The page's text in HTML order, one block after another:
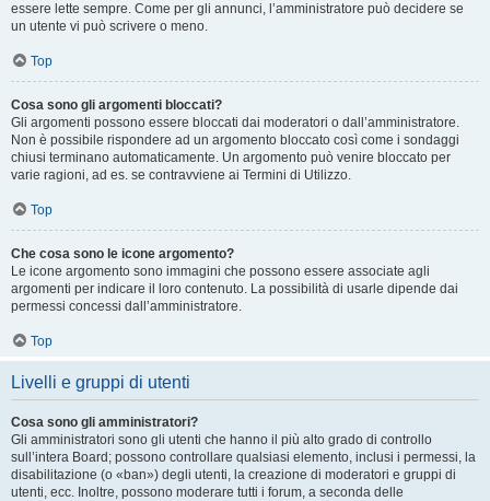
essere lette sempre. Come per gli annunci, l’amministratore può decidere se
un utente vi può scrivere o meno.
Top
Cosa sono gli argomenti bloccati?
Gli argomenti possono essere bloccati dai moderatori o dall’amministratore.
Non è possibile rispondere ad un argomento bloccato così come i sondaggi
chiusi terminano automaticamente. Un argomento può venire bloccato per
varie ragioni, ad es. se contravviene ai Termini di Utilizzo.
Top
Che cosa sono le icone argomento?
Le icone argomento sono immagini che possono essere associate agli
argomenti per indicare il loro contenuto. La possibilità di usarle dipende dai
permessi concessi dall’amministratore.
Top
Livelli e gruppi di utenti
Cosa sono gli amministratori?
Gli amministratori sono gli utenti che hanno il più alto grado di controllo
sull’intera Board; possono controllare qualsiasi elemento, inclusi i permessi, la
disabilitazione (o «ban») degli utenti, la creazione di moderatori e gruppi di
utenti, ecc. Inoltre, possono moderare tutti i forum, a seconda delle